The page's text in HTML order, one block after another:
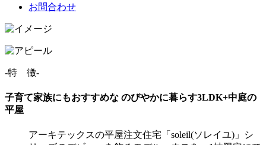
お問合わせ
-特 徴-
子育て家族にもおすすめな のびやかに暮らす3LDK+中庭の
平屋
アーキテックスの平屋注文住宅「soleil(ソレイユ)」シ